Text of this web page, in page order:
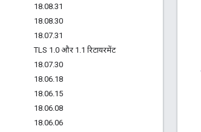
18.08.31
18.08.30
18.07.31
TLS 1 .0 और 1 .1 रिटायरमेंट
18.07.30
18.06.18
18.06.15
18.06.08
18.06.06